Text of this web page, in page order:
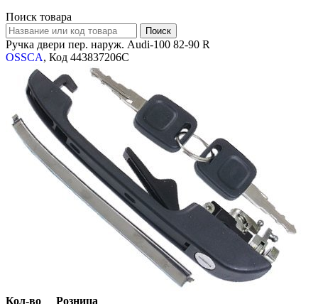
Поиск товара
Ручка двери пер. наруж. Audi-100 82-90 R
OSSCA, Код 443837206C
Кол-во Розница